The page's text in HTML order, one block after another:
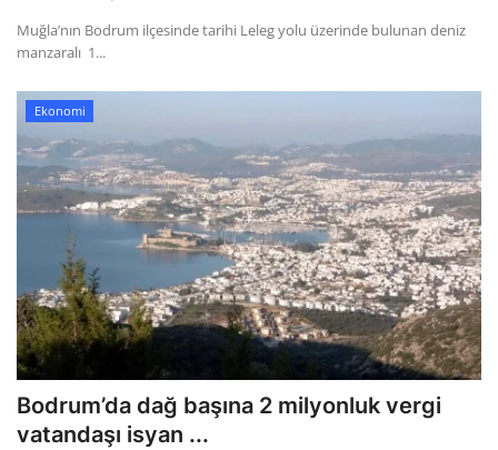
Muğla’nın Bodrum ilçesinde tarihi Leleg yolu üzerinde bulunan deniz
manzaralı 1...
Ekonomi
Bodrum’da dağ başına 2 milyonluk vergi
vatandaşı isyan ...